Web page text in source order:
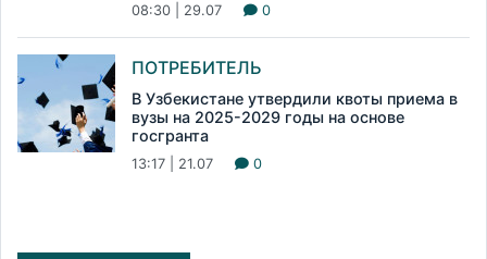
08:30 | 29.07 0
ПОТРЕБИТЕЛЬ
В Узбекистане утвердили квоты приема в
вузы на 2025-2029 годы на основе
госгранта
13:17 | 21.07 0